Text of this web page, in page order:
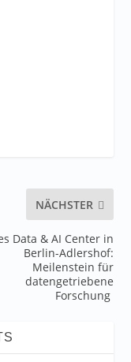
NÄCHSTER
Data & AI Center in
Berlin-Adlershof:
Meilenstein für
datengetriebene
Forschung